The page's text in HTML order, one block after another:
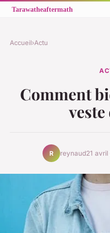
Accueil›Actu
Comment
veste
R reynaud21